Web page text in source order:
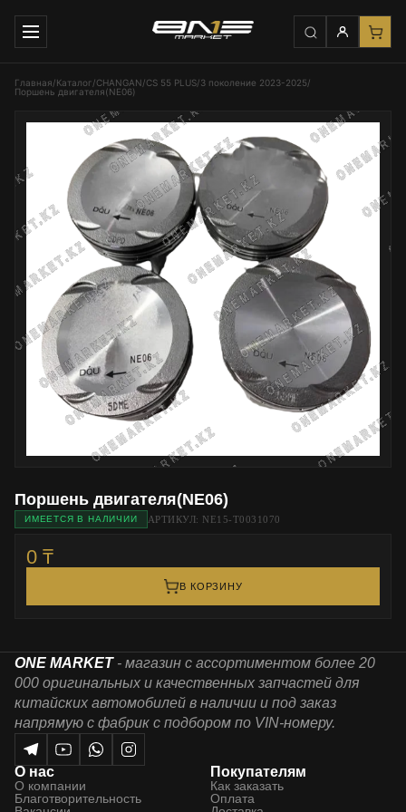
Главная/Каталог/CHANGAN/CS 55 PLUS/3 поколение 2023-2025/
Поршень двигателя(NE06)
Поршень двигателя(NE06)
ИМЕЕТСЯ В НАЛИЧИИ АРТИКУЛ: NE15-T0031070
0 ₸
В КОРЗИНУ
ONE MARKET - магазин с ассортиментом более 20
000 оригинальных и качественных запчастей для
китайских автомобилей в наличии и под заказ
напрямую с фабрик с подбором по VIN-номеру.
О нас
О компании
Благотворительность
Покупателям
Как заказать
Оплата